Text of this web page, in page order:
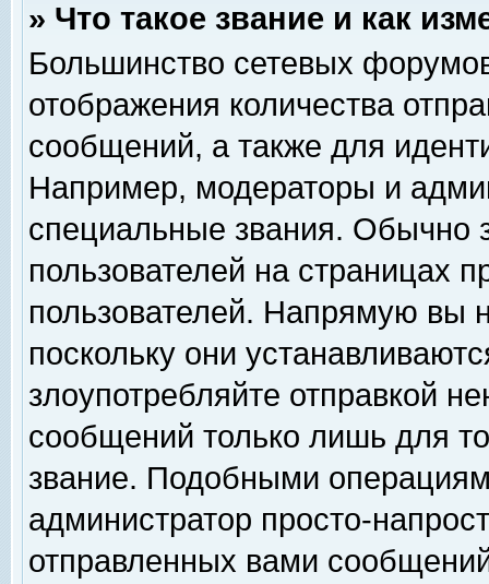
» Что такое звание и как
Большинство сетевых
отображения количества
сообщений, а также для
Например, модераторы и
специальные звания. Обычно
пользователей на страницах
пользователей. Напрямую вы
поскольку они
злоупотребляйте отправкой
сообщений только лишь для
звание. Подобными
администратор просто-
отправленных вами